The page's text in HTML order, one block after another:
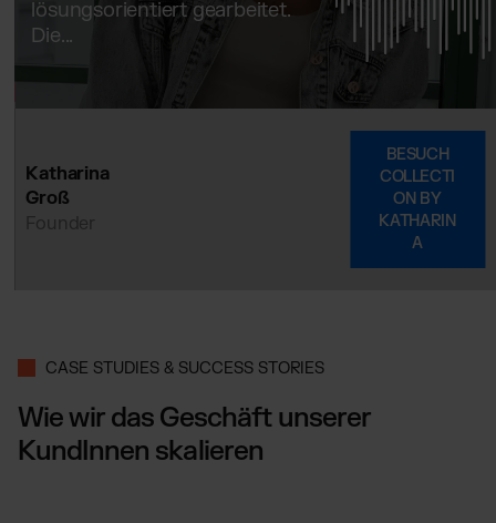
lösungsorientiert gearbeitet.
Die...
Katharina
Groß
Founder
BESUCH
COLLECTI
ON BY
KATHARIN
A
CASE STUDIES & SUCCESS STORIES
Wie wir das Geschäft unserer
KundInnen skalieren